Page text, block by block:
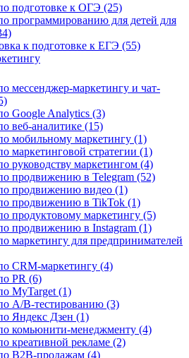
подготовке к ОГЭ (25)
программированию для детей для
к подготовке к ЕГЭ (55)
мессенджер-маркетингу и чат-
Google Analytics (3)
веб-аналитике (15)
мобильному маркетингу (1)
маркетинговой стратегии (1)
руководству маркетингом (4)
продвижению в Telegram (52)
продвижению видео (1)
продвижению в TikTok (1)
продуктовому маркетингу (5)
продвижению в Instagram (1)
маркетингу для предпринимателей
CRM-маркетингу (4)
PR (6)
MyTarget (1)
A/B-тестированию (3)
Яндекс Дзен (1)
комьюнити-менеджменту (4)
креативной рекламе (2)
B2B-продажам (4)